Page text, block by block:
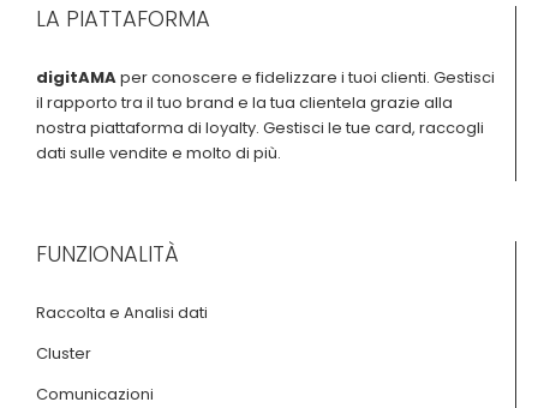
LA PIATTAFORMA
digitAMAper conoscere e fidelizzare i tuoi clienti. Gestisci
il rapporto tra il tuo brand e la tua clientela grazie alla
nostra piattaforma di loyalty. Gestisci le tue card, raccogli
dati sulle vendite e molto di più.
FUNZIONALITÀ
Raccolta e Analisi dati
Cluster
Comunicazioni